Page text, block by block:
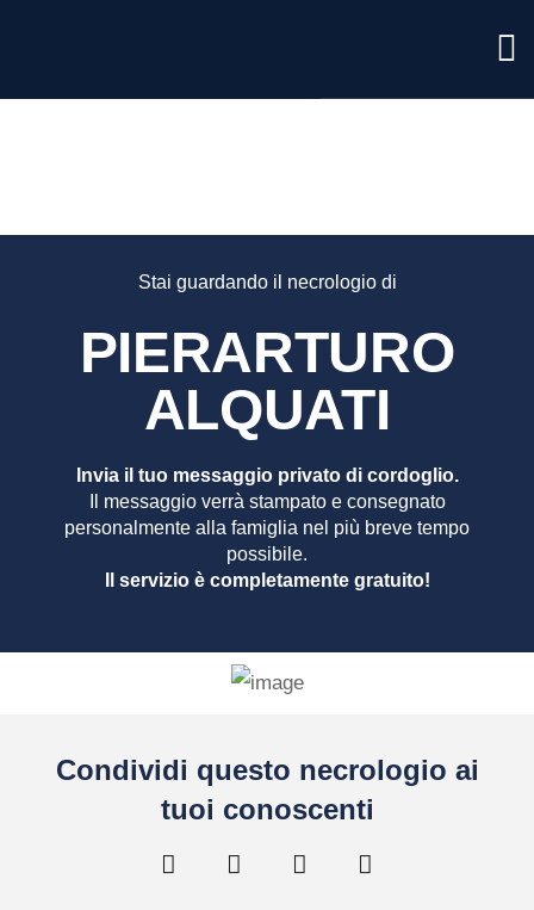
Stai guardando il necrologio di
PIERARTURO
ALQUATI
Invia il tuo messaggio privato di cordoglio.
Il messaggio verrà stampato e consegnato
personalmente alla famiglia nel più breve tempo
possibile.
Il servizio è completamente gratuito!
Condividi questo necrologio ai
tuoi conoscenti